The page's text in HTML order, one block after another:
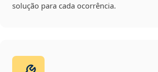
solução para cada ocorrência.